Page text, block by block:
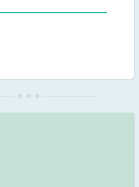
★ ★ ★ ---------------------